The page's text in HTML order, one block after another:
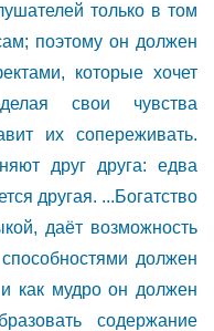
только в том
поэтому он должен
которые хочет
свои чувства
их сопереживать.
друг друга: едва
другая. ...Богатство
даёт возможность
должен
как мудро он должен
содержание